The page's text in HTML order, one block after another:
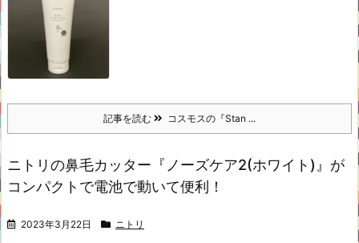
記事を読む コスモスの『Stan ...
ニトリの鼻毛カッター『ノーズケア2(ホワイト)』が
コンパクトで電池で動いて便利！
2023年3月22日 ニトリ